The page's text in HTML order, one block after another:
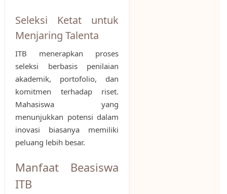
Seleksi Ketat untuk
Menjaring Talenta
ITB menerapkan proses
seleksi berbasis penilaian
akademik, portofolio, dan
komitmen terhadap riset.
Mahasiswa yang
menunjukkan potensi dalam
inovasi biasanya memiliki
peluang lebih besar.
Manfaat Beasiswa
ITB